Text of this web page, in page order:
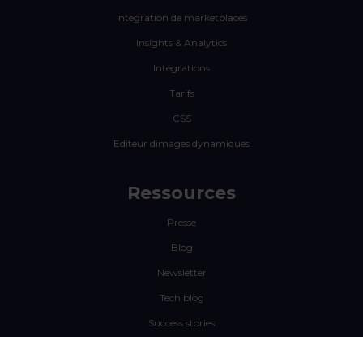
Intégration de marketplaces
Insights & Analytics
Intégrations
Tarifs
CSS
Editeur dimages dynamiques
Ressources
Presse
Blog
Newsletter
Tech blog
Success stories